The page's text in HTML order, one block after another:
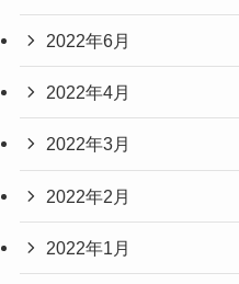
2022年6月
2022年4月
2022年3月
2022年2月
2022年1月